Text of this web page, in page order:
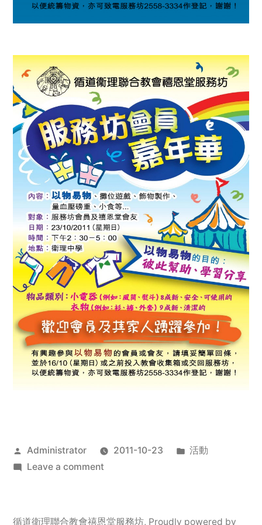
Posted
by
Administrator 2011-10-23
Posted
活動
Leave a commenton
服
循道衛理聯合教會禧恩堂服務坊, Proudly powered by